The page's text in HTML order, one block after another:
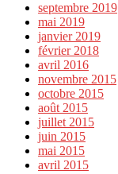
septembre 2019
mai 2019
janvier 2019
février 2018
avril 2016
novembre 2015
octobre 2015
août 2015
juillet 2015
juin 2015
mai 2015
avril 2015